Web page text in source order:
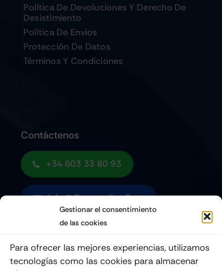
Gestionar el consentimiento
de las cookies
Para ofrecer las mejores experiencias, utilizamos
tecnologías como las cookies para almacenar
Política De Devoluciones Y Derecho De
Desistimiento
Política De Envios
Protección De Datos
Términos Y Condiciones
Contáctenos
+34 603 33 80 93
Info@quemoviles.com